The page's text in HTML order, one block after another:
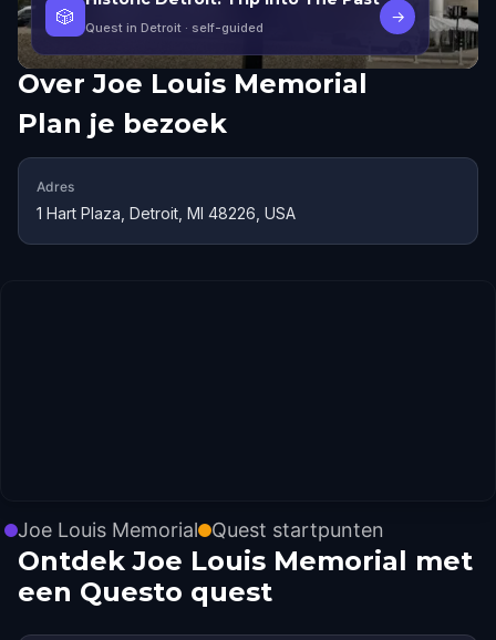
🎲
Quest in Detroit · self-guided
→
Over Joe Louis Memorial
Plan je bezoek
Adres
1 Hart Plaza, Detroit, MI 48226, USA
Joe Louis Memorial Quest startpunten
Ontdek Joe Louis Memorial met
een Questo quest